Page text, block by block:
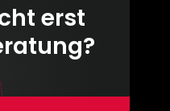
erst